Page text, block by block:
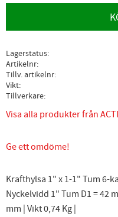
Lagerstatus
Artikelnr
Tillv. artikelnr
Vikt
Tillverkare
Visa alla produkter från
Ge ett omdöme!
Krafthylsa 1" x 1-1" Tum 6-
Nyckelvidd 1" Tum D1 = 42
mm | Vikt 0,74 Kg |